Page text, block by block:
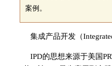
案例。
集成产品开发（
IPD的思想来源于美国